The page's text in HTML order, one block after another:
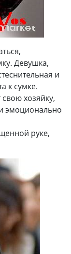
Девушка,
и
к сумке.
хозяйку,
эмоционально
руке,